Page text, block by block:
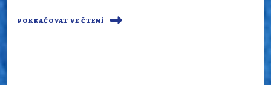
POKRAČOVAT VE ČTENÍ